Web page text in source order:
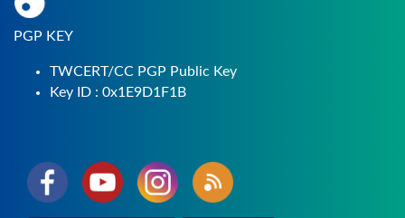
PGP KEY
TWCERT/CC PGP Public Key
Key ID : 0x1E9D1F1B